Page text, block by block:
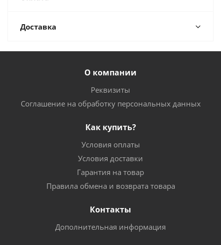
Доставка
О компании
Реквизиты
Соглашение на обработку персональных данных
Как купить?
Условия оплаты
Условия доставки
Гарантия на товар
Правила обмена и возврата товара
Контакты
Дополнительная информация